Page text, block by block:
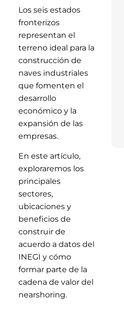
Los seis estados
fronterizos
representan el
terreno ideal para la
construcción de
naves industriales
que fomenten el
desarrollo
económico y la
expansión de las
empresas.
En este artículo,
exploraremos los
principales
sectores,
ubicaciones y
beneficios de
construir de
acuerdo a datos del
INEGI y cómo
formar parte de la
cadena de valor del
nearshoring.